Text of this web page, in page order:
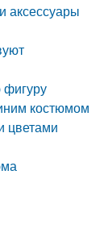
аксессуары
фигуру
костюмом
цветами